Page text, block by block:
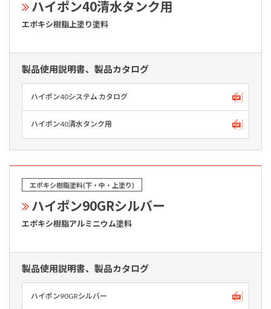
ハイポン40清水タンク用
エポキシ樹脂上塗り塗料
製品使用説明書、製品カタログ
ハイポン40システム カタログ
ハイポン40清水タンク用
エポキシ樹脂塗料(下・中・上塗り)
ハイポン90GRシルバー
エポキシ樹脂アルミニウム塗料
製品使用説明書、製品カタログ
ハイポン90GRシルバー